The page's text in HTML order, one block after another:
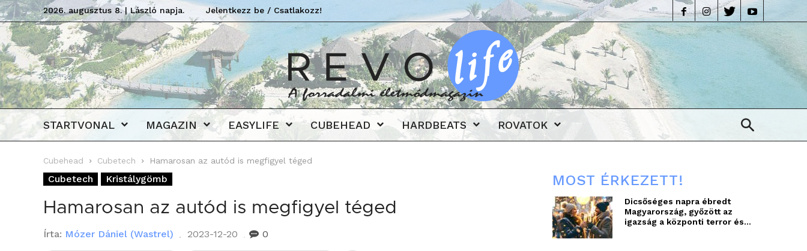
2026. augusztus 8. | László napja. Jelentkezz be / Csatlakozz!
Revolife
STARTVONAL MAGAZIN EASYLIFE CUBEHEAD HARDBEATS ROVATOK
Cubehead Cubetech Hamarosan az autód is megfigyel téged
Cubetech Kristálygömb
Hamarosan az autód is megfigyel téged
Írta: Mózer Dániel (Wastrel) 2023-12-20 0
MOST ÉRKEZETT!
Dicsőséges napra ébredt
Magyarország, győzött az
igazság a központi terror és...